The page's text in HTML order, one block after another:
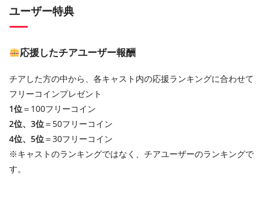
ユーザー特典
応援したチアユーザー報酬
チアした方の中から、各キャスト内の応援ランキングに合わせて
フリーコインプレゼント
1位＝100フリーコイン
2位、3位＝50フリーコイン
4位、5位＝30フリーコイン
※キャストのランキングではなく、チアユーザーのランキングで
す。